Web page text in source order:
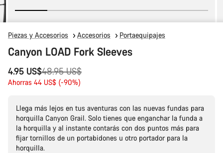
Piezas y Accesorios Accesorios Portaequipajes
Canyon LOAD Fork Sleeves
4.95 US$
Precio
original
48.95 US$
Ahorras 44 US$ (-90%)
Llega más lejos en tus aventuras con las nuevas fundas para
horquilla Canyon Grail. Solo tienes que enganchar la funda a
la horquilla y al instante contarás con dos puntos más para
fijar tornillos de un portabidones u otro portador para la
horquilla.